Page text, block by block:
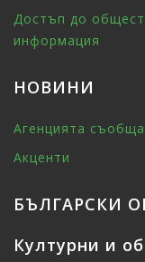
Достъп до
информация
НОВИНИ
Агенцията
Акценти
БЪЛГАРСКИ
Културни и